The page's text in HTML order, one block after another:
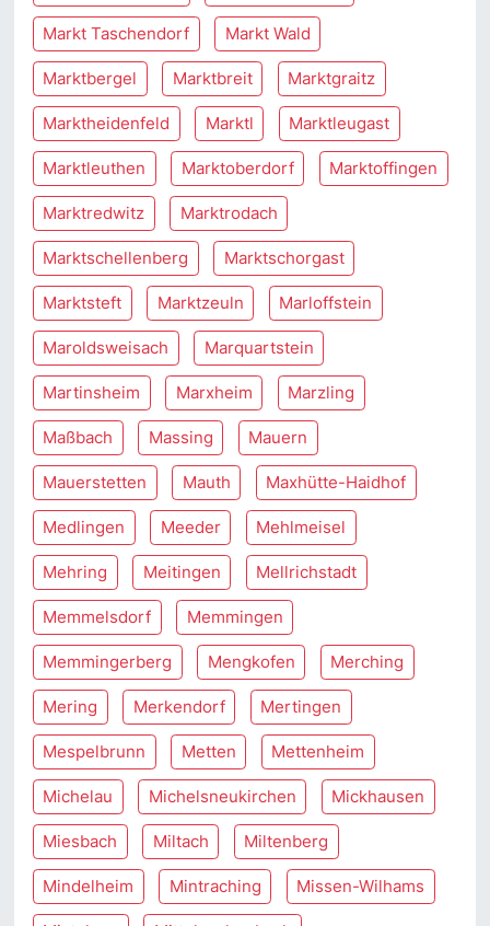
Markt Taschendorf Markt Wald
Marktbergel Marktbreit Marktgraitz
Marktheidenfeld Marktl Marktleugast
Marktleuthen Marktoberdorf Marktoffingen
Marktredwitz Marktrodach
Marktschellenberg Marktschorgast
Marktsteft Marktzeuln Marloffstein
Maroldsweisach Marquartstein
Martinsheim Marxheim Marzling
Maßbach Massing Mauern
Mauerstetten Mauth Maxhütte-Haidhof
Medlingen Meeder Mehlmeisel
Mehring Meitingen Mellrichstadt
Memmelsdorf Memmingen
Memmingerberg Mengkofen Merching
Mering Merkendorf Mertingen
Mespelbrunn Metten Mettenheim
Michelau Michelsneukirchen Mickhausen
Miesbach Miltach Miltenberg
Mindelheim Mintraching Missen-Wilhams